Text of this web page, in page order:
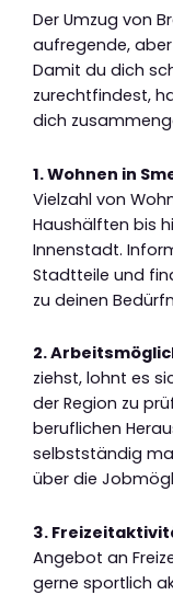
Der Umzug von
aufregende,
Damit du dich
zurechtfindest,
dich
1. Wohnen in
Vielzahl von
Haushälften bis
Innenstadt.
Stadtteile und
zu deinen
2.
ziehst, lohnt es
der Region zu
beruflichen
selbstständig
über die
3.
Angebot an
gerne sportlich